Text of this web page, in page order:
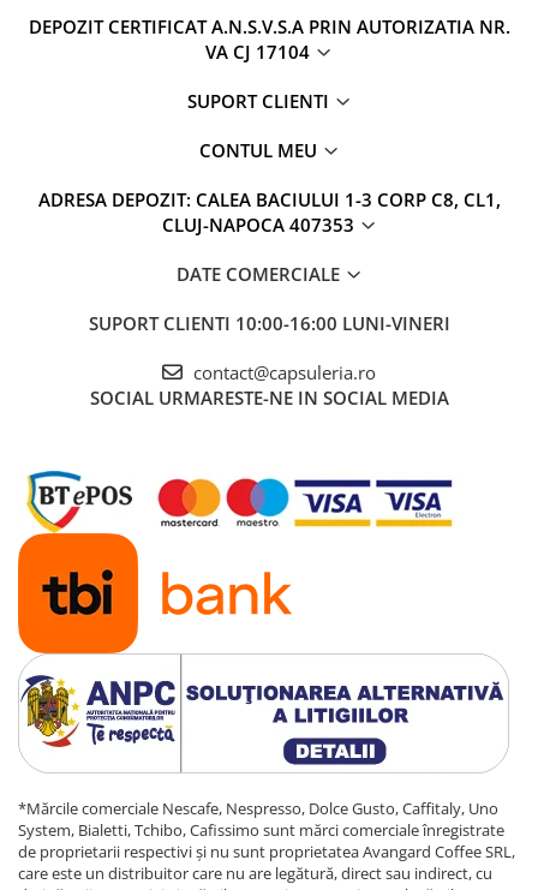
DEPOZIT CERTIFICAT A.N.S.V.S.A PRIN AUTORIZATIA NR.
VA CJ 17104
SUPORT CLIENTI
CONTUL MEU
ADRESA DEPOZIT: CALEA BACIULUI 1-3 CORP C8, CL1,
CLUJ-NAPOCA 407353
DATE COMERCIALE
SUPORT CLIENTI 10:00-16:00 LUNI-VINERI
contact@capsuleria.ro
SOCIAL URMARESTE-NE IN SOCIAL MEDIA
*Mărcile comerciale Nescafe, Nespresso, Dolce Gusto, Caffitaly, Uno
System, Bialetti, Tchibo, Cafissimo sunt mărci comerciale înregistrate
de proprietarii respectivi și nu sunt proprietatea Avangard Coffee SRL,
care este un distribuitor care nu are legătură, direct sau indirect, cu